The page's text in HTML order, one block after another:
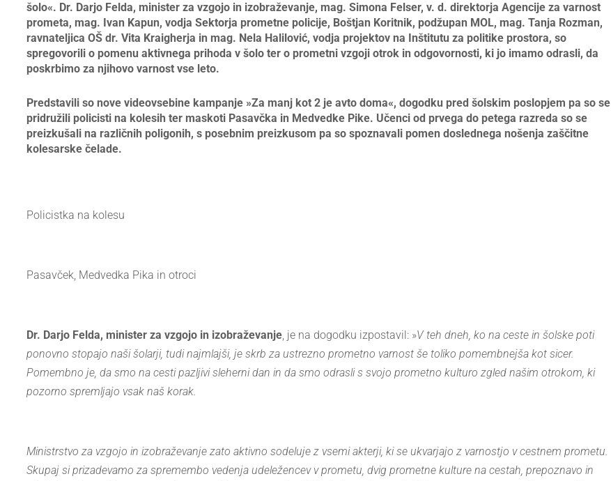
šolo«. Dr. Darjo Felda, minister za vzgojo in izobraževanje, mag. Simona Felser, v. d. direktorja Agencije za varnost
prometa, mag. Ivan Kapun, vodja Sektorja prometne policije, Boštjan Koritnik, podžupan MOL, mag. Tanja Rozman,
ravnateljica OŠ dr. Vita Kraigherja in mag. Nela Halilović, vodja projektov na Inštitutu za politike prostora, so
spregovorili o pomenu aktivnega prihoda v šolo ter o prometni vzgoji otrok in odgovornosti, ki jo imamo odrasli, da
poskrbimo za njihovo varnost vse leto.
Predstavili so nove videovsebine kampanje »Za manj kot 2 je avto doma«, dogodku pred šolskim poslopjem pa so se
pridružili policisti na kolesih ter maskoti Pasavčka in Medvedke Pike. Učenci od prvega do petega razreda so se
preizkušali na različnih poligonih, s posebnim preizkusom pa so spoznavali pomen doslednega nošenja zaščitne
kolesarske čelade.
Policistka na kolesu
Pasavček, Medvedka Pika in otroci
Dr. Darjo Felda, minister za vzgojo in izobraževanje, je na dogodku izpostavil: »V teh dneh, ko na ceste in šolske poti
ponovno stopajo naši šolarji, tudi najmlajši, je skrb za ustrezno prometno varnost še toliko pomembnejša kot sicer.
Pomembno je, da smo na cesti pazljivi sleherni dan in da smo odrasli s svojo prometno kulturo zgled našim otrokom, ki
pozorno spremljajo vsak naš korak.
Ministrstvo za vzgojo in izobraževanje zato aktivno sodeluje z vsemi akterji, ki se ukvarjajo z varnostjo v cestnem prometu.
Skupaj si prizadevamo za spremembo vedenja udeležencev v prometu, dvig prometne kulture na cestah, prepoznavo in